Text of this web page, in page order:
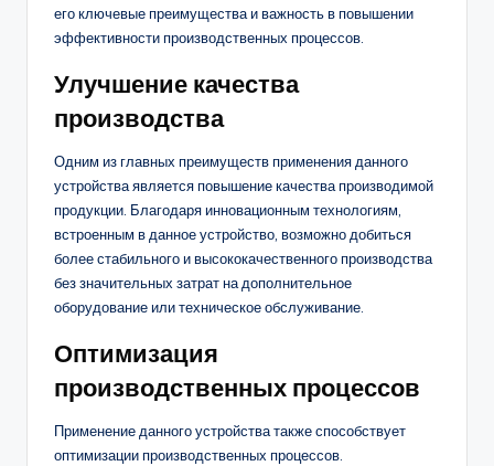
его ключевые преимущества и важность в повышении
эффективности производственных процессов.
Улучшение качества
производства
Одним из главных преимуществ применения данного
устройства является повышение качества производимой
продукции. Благодаря инновационным технологиям,
встроенным в данное устройство, возможно добиться
более стабильного и высококачественного производства
без значительных затрат на дополнительное
оборудование или техническое обслуживание.
Оптимизация
производственных процессов
Применение данного устройства также способствует
оптимизации производственных процессов.